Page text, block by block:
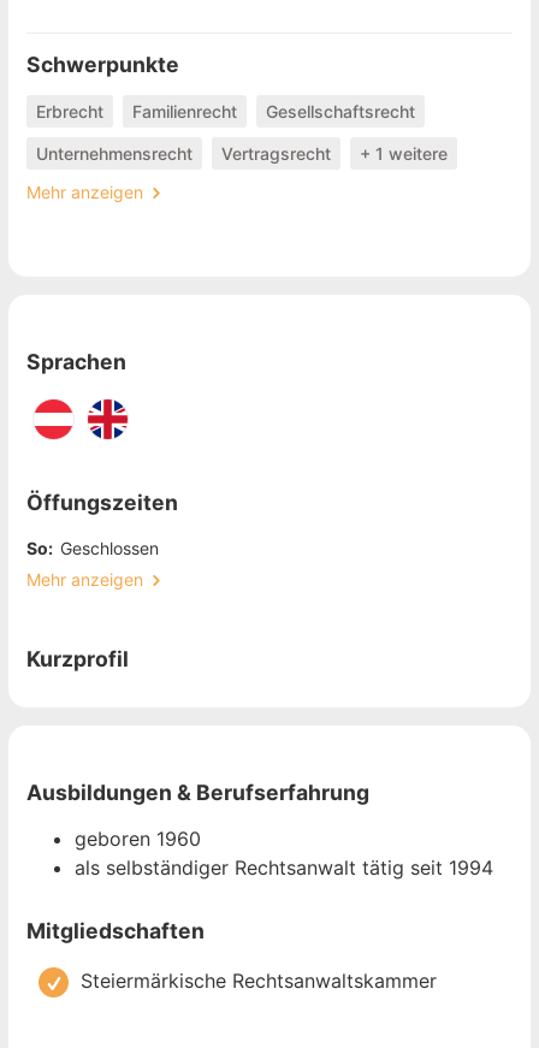
Schwerpunkte
Erbrecht Familienrecht Gesellschaftsrecht
Unternehmensrecht Vertragsrecht
+ 1 weitere
Mehr anzeigen
Sprachen
Öffungszeiten
So: Geschlossen
Mehr anzeigen
Kurzprofil
Ausbildungen & Berufserfahrung
geboren 1960
als selbständiger Rechtsanwalt tätig seit 1994
Mitgliedschaften
Steiermärkische Rechtsanwaltskammer